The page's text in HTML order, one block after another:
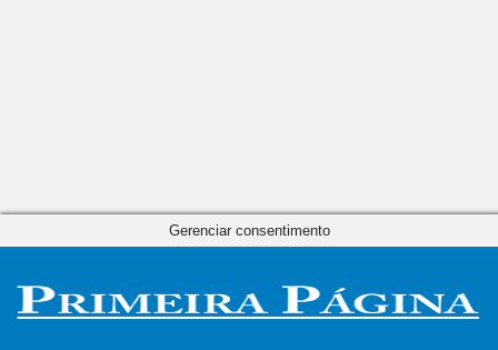
Gerenciar consentimento